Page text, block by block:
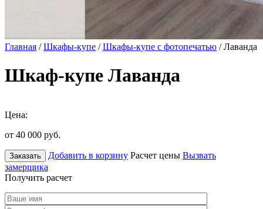
Главная /Шкафы-купе /Шкафы-купе с фотопечатью / Лаванда
Шкаф-купе Лаванда
Цена:
от 40 000 руб.
Заказать Добавить в корзину Расчет цены Вызвать
замерщика
Получить расчет